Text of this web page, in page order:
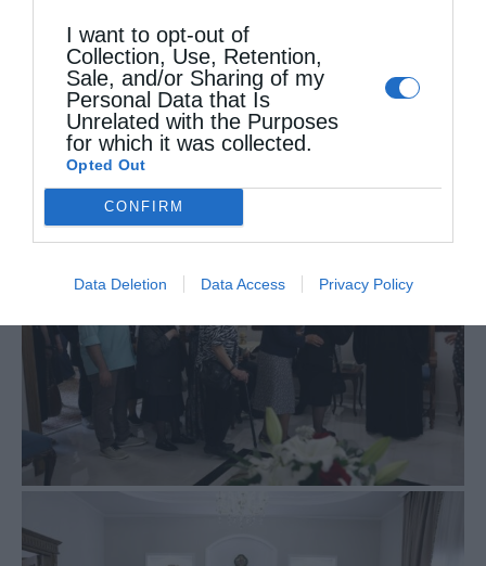
I want to opt-out of
Collection, Use, Retention,
Sale, and/or Sharing of my
Personal Data that Is
Unrelated with the Purposes
for which it was collected.
Opted Out
CONFIRM
Data Deletion Data Access Privacy Policy